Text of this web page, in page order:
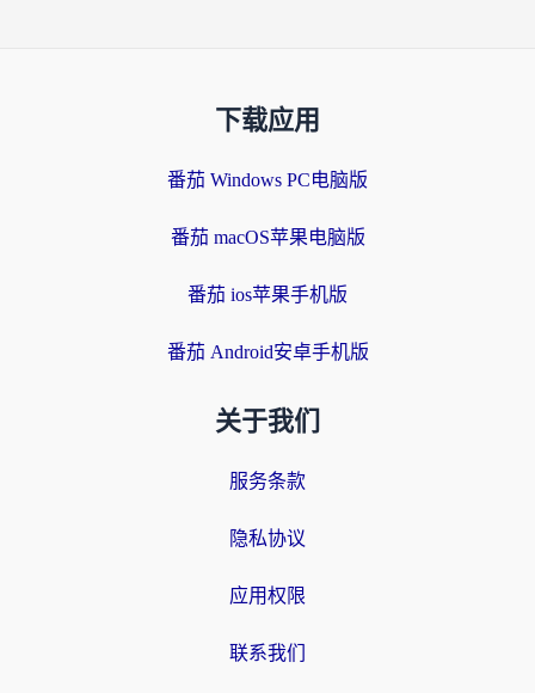
下载应用
番茄 Windows PC电脑版
番茄 macOS苹果电脑版
番茄 ios苹果手机版
番茄 Android安卓手机版
关于我们
服务条款
隐私协议
应用权限
联系我们